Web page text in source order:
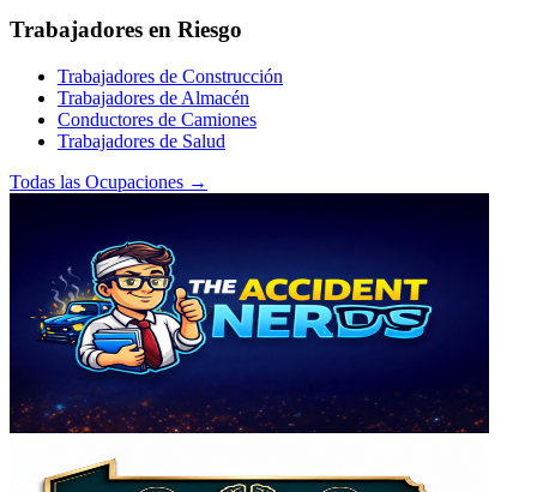
Trabajadores en Riesgo
Trabajadores de Construcción
Trabajadores de Almacén
Conductores de Camiones
Trabajadores de Salud
Todas las Ocupaciones →